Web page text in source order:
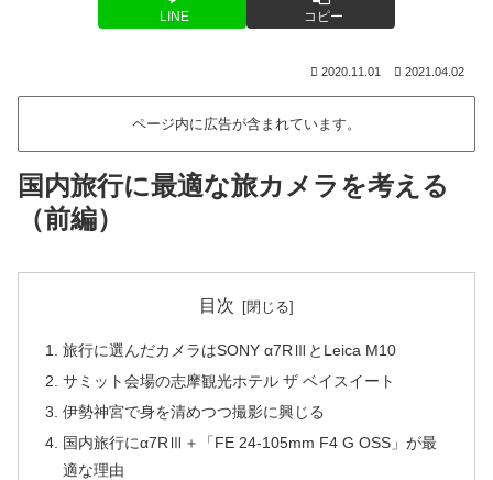
LINE コピー
2020.11.01 2021.04.02
ページ内に広告が含まれています。
国内旅行に最適な旅カメラを考える
（前編）
目次
旅行に選んだカメラはSONY α7RⅢとLeica M10
サミット会場の志摩観光ホテル ザ ベイスイート
伊勢神宮で身を清めつつ撮影に興じる
国内旅行にα7RⅢ＋「FE 24-105mm F4 G OSS」が最
適な理由